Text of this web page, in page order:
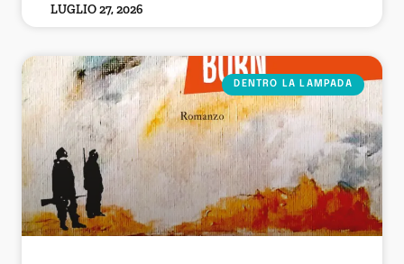
LUGLIO 27, 2026
DENTRO LA LAMPADA